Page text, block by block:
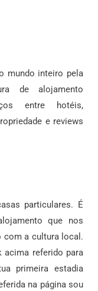
mundo inteiro pela
de alojamento
entre hotéis,
e reviews
particulares. É
que nos
com a cultura local.
acima referido para
primeira estadia
na página sou